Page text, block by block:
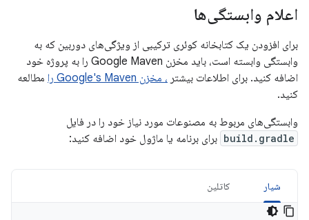
اعلام وابستگی‌ها
برای افزودن یک کتابخانه کوئری ترکیبی از ویژگی‌های دوربین که به
وابستگی وابسته است، باید مخزن Google Maven را به پروژه خود
اضافه کنید. برای اطلاعات بیشتر ، مخزن Google's Maven را
مطالعه
کنید.
وابستگی‌های مربوط به مصنوعات مورد نیاز خود را در فایل
build.gradle برای برنامه یا ماژول خود اضافه کنید:
شیار کاتلین